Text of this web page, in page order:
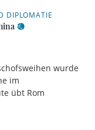
DIPLOMATIE
wurde
im
übt Rom